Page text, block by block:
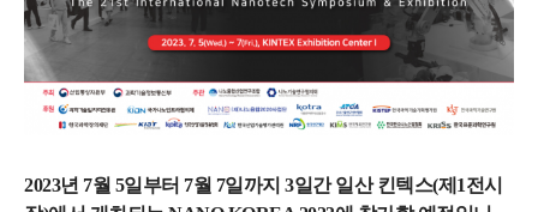
2023년 7월 5일부터 7월 7일까지 3일간 일산 킨텍스(제1전시